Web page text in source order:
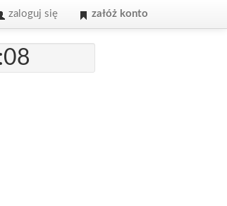
zaloguj się załóż konto